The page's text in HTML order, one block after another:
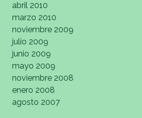
abril 2010
marzo 2010
noviembre 2009
julio 2009
junio 2009
mayo 2009
noviembre 2008
enero 2008
agosto 2007